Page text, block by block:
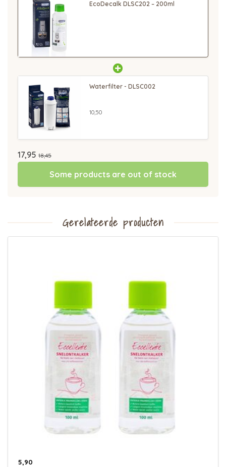
EcoDecalk DLSC202 – 200ml
Waterfilter - DLSC002
10,50
17,95 18,45
Some products are out of stock
Gerelateerde producten
5,90